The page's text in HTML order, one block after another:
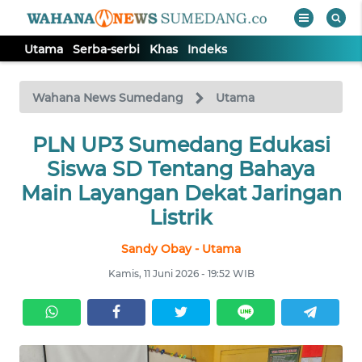
Utama Serba-serbi Khas Indeks
Wahana News Sumedang Utama
PLN UP3 Sumedang Edukasi
Siswa SD Tentang Bahaya
Main Layangan Dekat Jaringan
Listrik
Sandy Obay - Utama
Kamis, 11 Juni 2026 - 19:52 WIB
TV
Tutup
UTAMA
SERBA-
SERBI
INDEKS
BERITA